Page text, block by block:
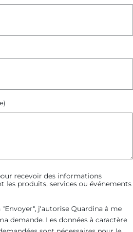
recevoir des informations
les produits, services ou événements
j'autorise Quardina à me
demande. Les données à caractère